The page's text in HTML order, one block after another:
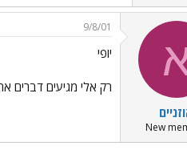
New
9/8/01
יופי
רק אלי מגיעים דברים